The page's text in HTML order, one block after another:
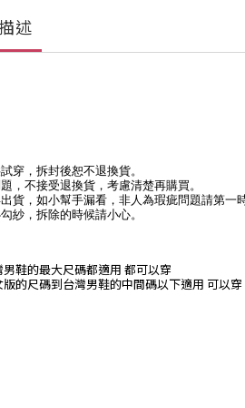
述
穿，拆封後恕不退換貨。
，不接受退換貨，考慮清楚再購買。
貨，如小幫手漏看，非人為瑕疵問題請第一
紗，拆除的時候請小心。
鞋的最大尺碼都適用 都可以穿
的尺碼到台灣男鞋的中間碼以下適用 可以穿